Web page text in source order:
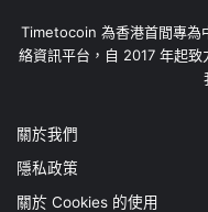
Timetocoin 為香港首間專為
絡資訊平台，自 2017 年起
關於我們
隱私政策
關於 Cookies 的使用